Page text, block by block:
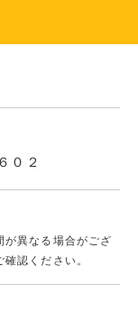
０２
異なる場合がござ
認ください。